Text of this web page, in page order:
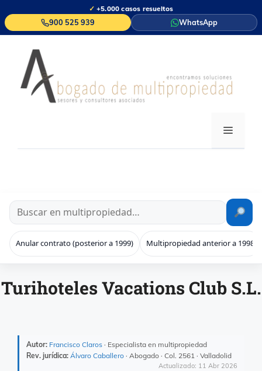
al
contenido
✓ +5.000 casos resueltos
900 525 939 WhatsApp
MENÚ
Anular contrato (posterior a 1999) Multipropiedad anterior a 1998
Turihoteles Vacations Club S.L.
Autor: Francisco Claros · Especialista en multipropiedad
Rev. jurídica: Álvaro Caballero · Abogado · Col. 2561 · Valladolid
Actualizado: 11 Abr 2026